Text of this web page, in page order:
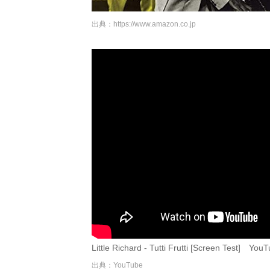
出典： https://www.amazon.co.jp
Little Richard - Tutti Frutti [Screen Test]
出典：YouTube